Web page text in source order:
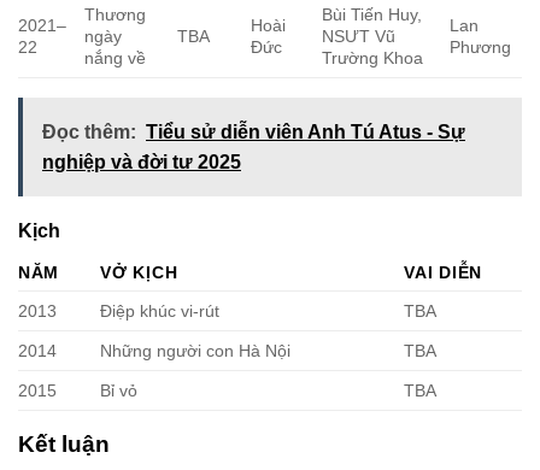
2021–
22
Thương
ngày
nắng về
TBA
Hoài
Đức
Bùi Tiến Huy,
NSƯT Vũ
Trường Khoa
Lan
Phương
Đọc thêm: Tiểu sử diễn viên Anh Tú Atus - Sự
nghiệp và đời tư 2025
Kịch
NĂM VỞ KỊCH
VAI DIỄN
2013
Điệp khúc vi-rút TBA
2014 Những người con Hà Nội TBA
2015 Bỉ vỏ TBA
Kết luận